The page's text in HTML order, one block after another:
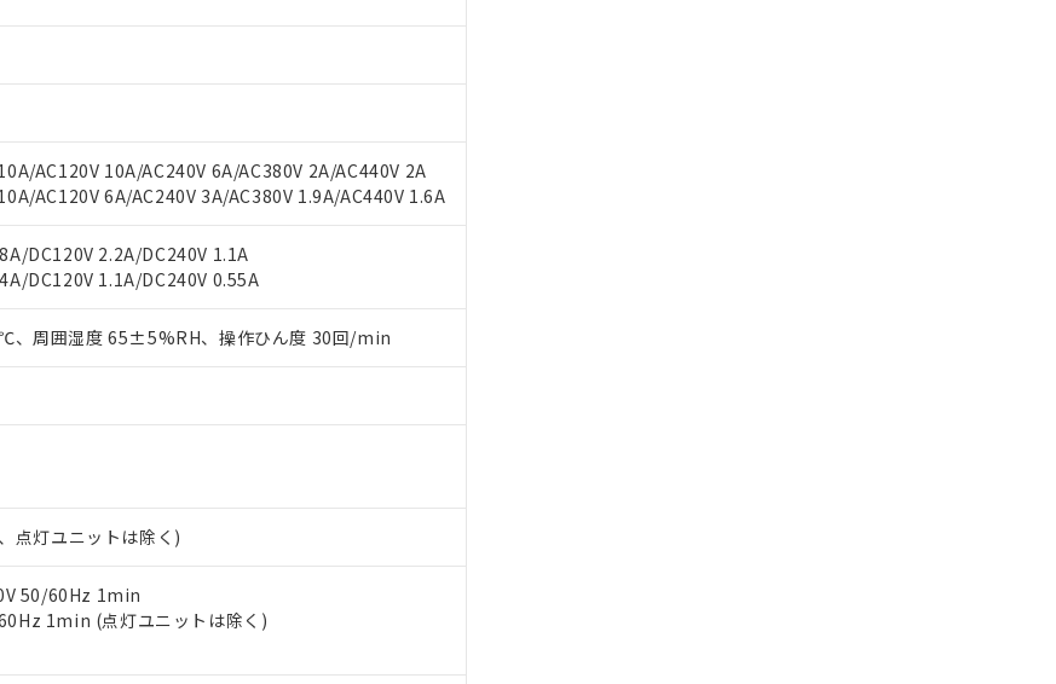
AC120V 10A/AC240V 6A/AC380V 2A/AC440V 2A
AC120V 6A/AC240V 3A/AC380V 1.9A/AC440V 1.6A
DC120V 2.2A/DC240V 1.1A
DC120V 1.1A/DC240V 0.55A
、周囲湿度 65±5%RH、操作ひん度 30回/min
点灯ユニットは除く)
50/60Hz 1min
1min (点灯ユニットは除く)
制御機器事業取扱商品の当社在庫状況および標準価格(税抜)を提供させていただ
扱商品の中には、本サービスの対象外となる商品もあることをご了承ください。
び標準価格はお客様のお取引先、またはお客様担当のオムロン制御機器販売店・
ください。
価格結果を当社の事前の承諾なく第三者に漏洩または開示しないようお願いしま
品リスト作成サービス）をご利用いただくには、I-Webメンバーズにご登録され
す。
イト上で当社にご登録された部品リストについて、当社および当社の共同利用者
サービスに関するお客様との取引・商談に必要な範囲で利用することをご了承くだ
。
) (DEHP)(別名：DOP) 1000ppm以下、フタル酸ブチルベンジル（BBP） 1000ppm以下、フタル酸ジブチ
ル酸ジイソブチル (DIBP) 1000ppm以下
よび制御機器に対する適用除外項目は除く。
ついては閾値を超える意図的な使用がないことを確認しています。
などにより、予定月が前後することがあります。
ンロード
の非含有証明書
当社基準）
非含有を証明するもので、過去に遡って非含有を証明するものではありません。
ル酸エステル類４物質の対応では、対応完了までの期間は出荷製品に未対応品が
に対応日を記載しておりました。
在庫切替を完了していることから、特段のことがない限り、2022年1月12日よ
率が中国RoHSの基準値を超えていることを示します。
、 Cd(カドミウム) : 100ppm、
キシル)) : 1000ppm
質）のすべてが基準値以下であることを示します。
社販売部門へお問い合わせください。
製品のうち、外国為替および外国貿易法に定める商品（以下｢規制貨物等」とい
をとります。
核兵器、ミサイル、化学兵器、生物兵器またはその他武器並びにこれらの製造装
しません。
第三者に販売する場合は、上記1、2および3の内容を当該第三者に通知します。
ないが在庫あり
の在庫状況については、お客様のお取引先、またはお客様担当のオムロン制御
当社販売員にご確認ください)
また在庫状況の情報を公開していない機種